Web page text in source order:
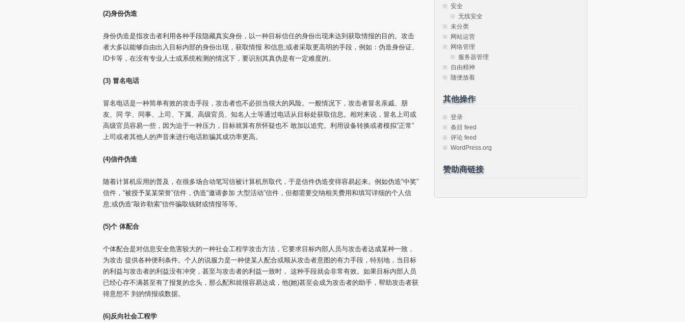
(2)身份伪造
身份伪造是指攻击者利用各种手段隐藏真实身份，以一种目标信任的身份出现来达到获取情报的目的。攻击
者大多以能够自由出入目标内部的身份出现，获取情报 和信息;或者采取更高明的手段，例如：伪造身份证、
ID卡等，在没有专业人士或系统检测的情况下，要识别其真伪是有一定难度的。
(3) 冒名电话
冒名电话是一种简单有效的攻击手段，攻击者也不必担当很大的风险。一般情况下，攻击者冒名亲戚、朋
友、同 学、同事、上司、下属、高级官员、知名人士等通过电话从目标处获取信息。相对来说，冒名上司或
高级官员容易一些，因为迫于一种压力，目标就算有所怀疑也不 敢加以追究。利用设备转换或者模拟“正常”
上司或者其他人的声音来进行电话欺骗其成功率更高。
(4)信件伪造
随着计算机应用的普及，在很多场合动笔写信被计算机所取代，于是信件伪造变得容易起来。例如伪造“中奖”
信件，“被授予某某荣誉”信件，伪造“邀请参加 大型活动”信件，但都需要交纳相关费用和填写详细的个人信
息;或伪造“敲诈勒索”信件骗取钱财或情报等等。
(5)个 体配合
个体配合是对信息安全危害较大的一种社会工程学攻击方法，它要求目标内部人员与攻击者达成某种一致，
为攻击 提供各种便利条件。个人的说服力是一种使某人配合或顺从攻击者意图的有力手段，特别地，当目标
的利益与攻击者的利益没有冲突，甚至与攻击者的利益一致时， 这种手段就会非常有效。如果目标内部人员
已经心存不满甚至有了报复的念头，那么配和就很容易达成，他(她)甚至会成为攻击者的助手，帮助攻击者获
得意想不 到的情报或数据。
(6)反向社会工程学
安全
无线安全
未分类
网站运营
网络管理
服务器管理
自由精神
随便放着
其他操作
登录
条目 feed
评论 feed
WordPress.org
赞助商链接